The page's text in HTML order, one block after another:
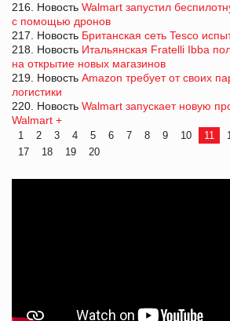
216. Новость Walmart запустил
с помощью дронов
217. Новость Британская сеть Tesco
218. Новость Итальянская Fratelli Ibba
на открытие новых магазинов
219. Новость Amazon требует от своих
логистики
220. Новость Walmart запускает новую
Walmart +
1 2 3 4 5 6 7 8 9 10 11
17
18 19 20